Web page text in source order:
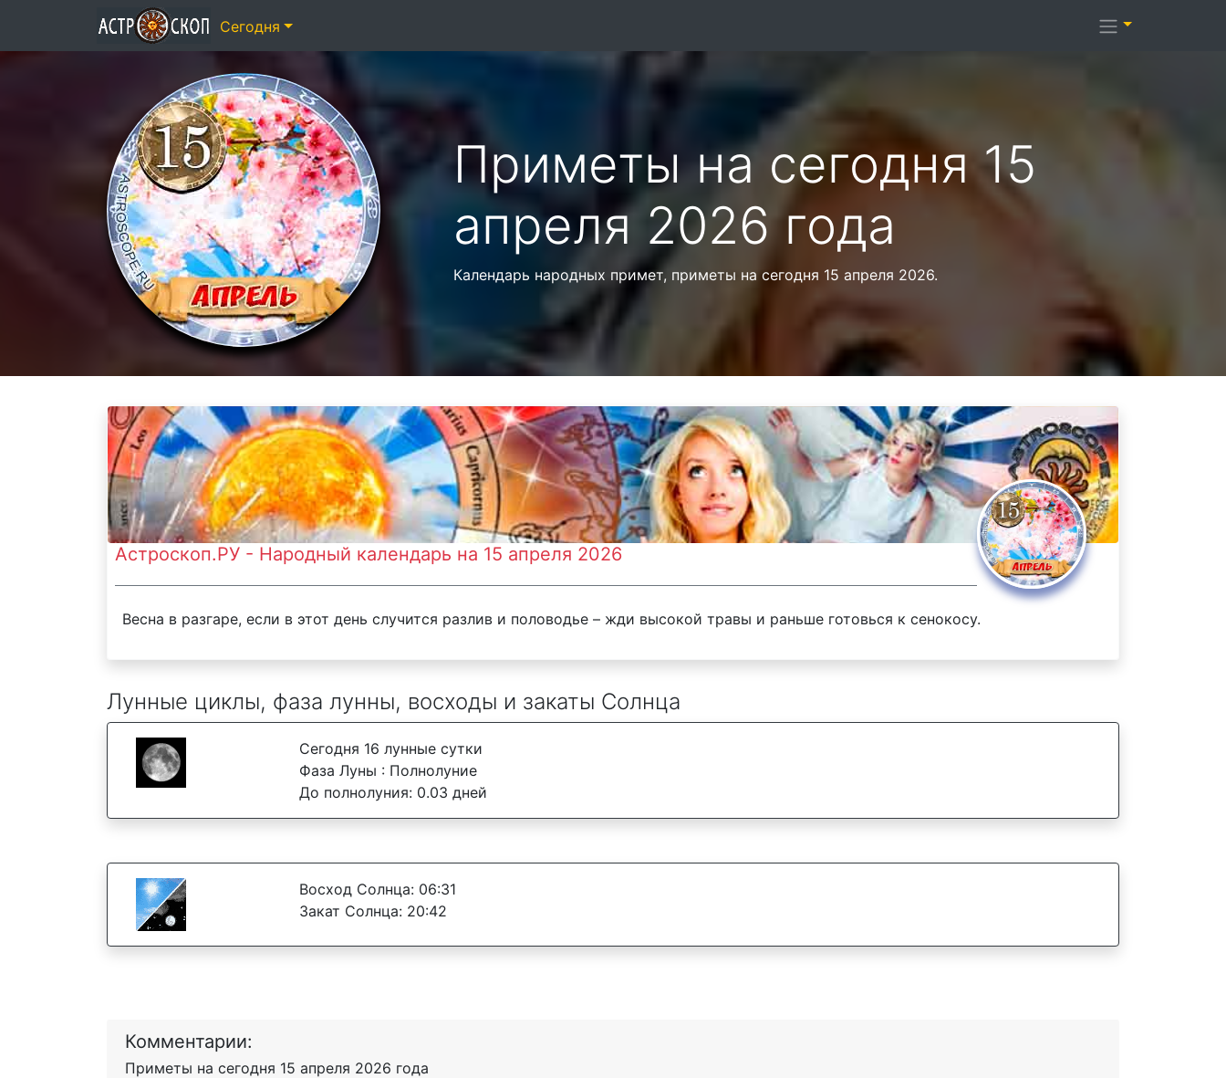
Приметы на сегодня 15
апреля 2026 года
Календарь народных примет, приметы на сегодня 15 апреля 2026.
Астроскоп.РУ - Народный календарь на 15 апреля 2026
Весна в разгаре, если в этот день случится разлив и половодье – жди высокой травы и раньше готовься к сенокосу.
Лунные циклы, фаза лунны, восходы и закаты Солнца
Сегодня 16 лунные сутки
Фаза Луны : Полнолуние
До полнолуния: 0.03 дней
Восход Солнца: 06:31
Закат Солнца: 20:42
Комментарии:
Приметы на сегодня 15 апреля 2026 года
Сегодня